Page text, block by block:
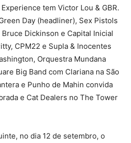
tem Victor Lou & GBR.
Day (headliner), Sex Pistols
Dickinson e Capital Inicial
CPM22 e Supla & Inocentes
Orquestra Mundana
Big Band com Clariana na São
e Punho de Mahin convida
e Cat Dealers no The Tower
no dia 12 de setembro, o